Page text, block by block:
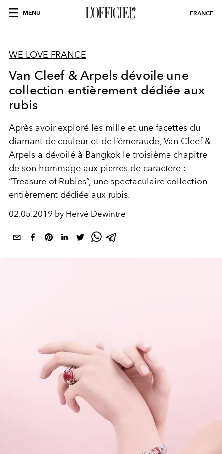
MENU FRANCE
WE LOVE FRANCE
Van Cleef & Arpels dévoile une
collection entièrement dédiée aux
rubis
Après avoir exploré les mille et une facettes du
diamant de couleur et de l’émeraude, Van Cleef &
Arpels a dévoilé à Bangkok le troisième chapitre
de son hommage aux pierres de caractère :
“Treasure of Rubies”, une spectaculaire collection
entièrement dédiée aux rubis.
02.05.2019 by Hervé Dewintre